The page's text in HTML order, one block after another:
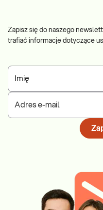
Zapisz się do naszego
trafiać informacje dotyczące
Imię
Adres e-mail